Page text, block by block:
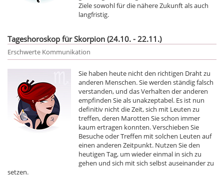
Ziele sowohl für die nähere Zukunft als auch
langfristig.
Tageshoroskop für Skorpion (24.10. - 22.11.)
Erschwerte Kommunikation
Sie haben heute nicht den richtigen Draht zu
anderen Menschen. Sie werden ständig falsch
verstanden, und das Verhalten der anderen
empfinden Sie als unakzeptabel. Es ist nun
definitiv nicht die Zeit, sich mit Leuten zu
treffen, deren Marotten Sie schon immer
kaum ertragen konnten. Verschieben Sie
Besuche oder Treffen mit solchen Leuten auf
einen anderen Zeitpunkt. Nutzen Sie den
heutigen Tag, um wieder einmal in sich zu
gehen und sich mit sich selbst auseinander zu
setzen.